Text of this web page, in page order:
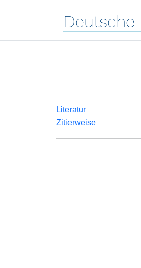
Deutsche
Literatur
Zitierweise